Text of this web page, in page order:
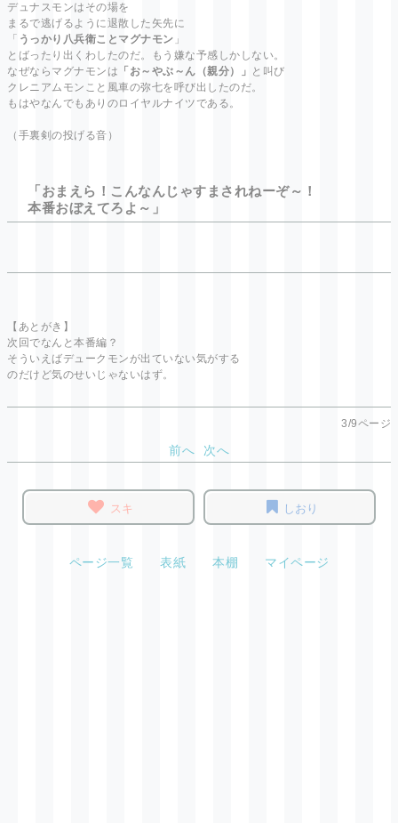
デュナスモンはその場を
まるで逃げるように退散した矢先に
「 うっかり八兵衛ことマグナモン 」
とばったり出くわしたのだ。もう嫌な予感しかしない。
なぜならマグナモンは 「お～やぶ～ん（親分）」 と叫び
クレニアムモンこと風車の弥七を呼び出したのだ。
もはやなんでもありのロイヤルナイツである。
（手裏剣の投げる音）
「おまえら！こんなんじゃすまされねーぞ～！
本番おぼえてろよ～」
【あとがき】
次回でなんと本番編？
そういえばデュークモンが出ていない気がする
のだけど気のせいじゃないはず。
3/9ページ
前へ 次へ
スキ しおり
ページ一覧 表紙 本棚 マイページ